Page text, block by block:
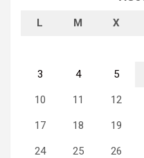
L M X
3 4 5
10 11 12
17 18 19
24 25 26